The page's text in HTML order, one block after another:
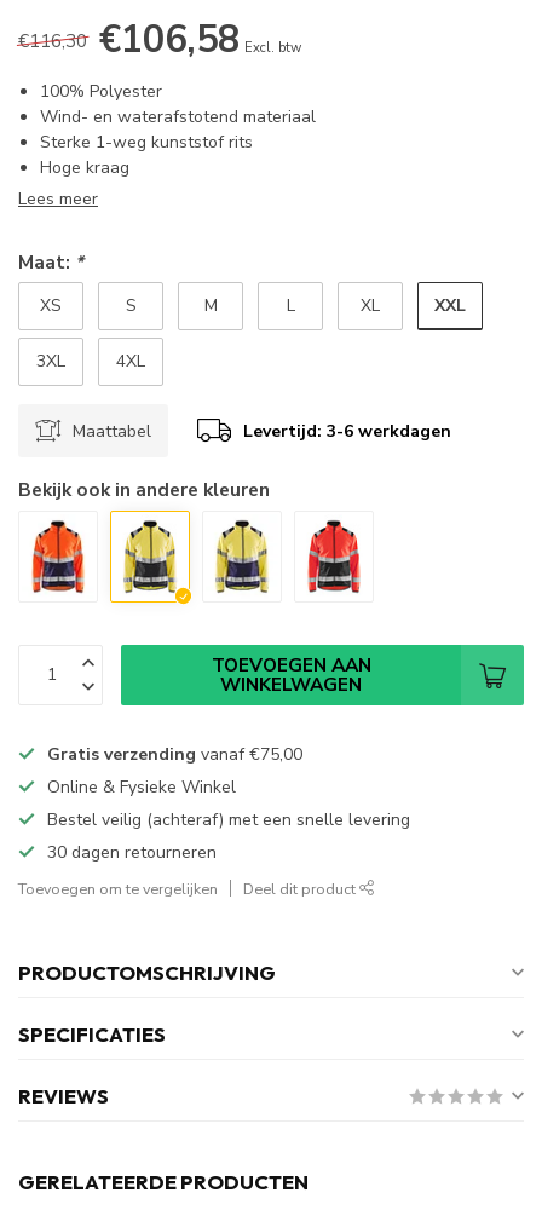
€116,30 €106,58 Excl. btw
100% Polyester
Wind- en waterafstotend materiaal
Sterke 1-weg kunststof rits
Hoge kraag
Lees meer
Maat: *
XS S M L XL XXL
3XL 4XL
Maattabel Levertijd: 3-6 werkdagen
Bekijk ook in andere kleuren
TOEVOEGEN AAN
WINKELWAGEN
Gratis verzending vanaf€75,00
Online & Fysieke Winkel
Bestel veilig (achteraf) met een snelle levering
30 dagen retourneren
Toevoegen om te vergelijken Deel dit product
PRODUCTOMSCHRIJVING
SPECIFICATIES
REVIEWS
GERELATEERDE PRODUCTEN